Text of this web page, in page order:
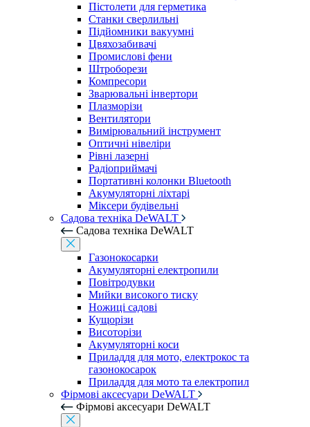
Пістолети для герметика
Станки сверлильні
Підйомники вакуумні
Цвяхозабивачі
Промислові фени
Штроборези
Компресори
Зварювальні інвертори
Плазморізи
Вентилятори
Вимірювальний інструмент
Оптичні нівеліри
Рівні лазерні
Радіоприймачі
Портативні колонки Bluetooth
Акумуляторні ліхтарі
Міксери будівельні
Садова техніка DeWALT
Садова техніка DeWALT
Газонокосарки
Акумуляторні електропили
Повітродувки
Мийки високого тиску
Ножиці садові
Кущорізи
Висоторізи
Акумуляторні коси
Приладдя для мото, електрокос та
газонокосарок
Приладдя для мото та електропил
Фірмові аксесуари DeWALT
Фірмові аксесуари DeWALT